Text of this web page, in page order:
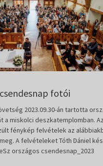
fotói
2023.09.30-án tartotta
a miskolci deszkatemplomban. Az
fénykép felvételek az
A felvételeket Tóth Dániel
országos csendesnap_2023